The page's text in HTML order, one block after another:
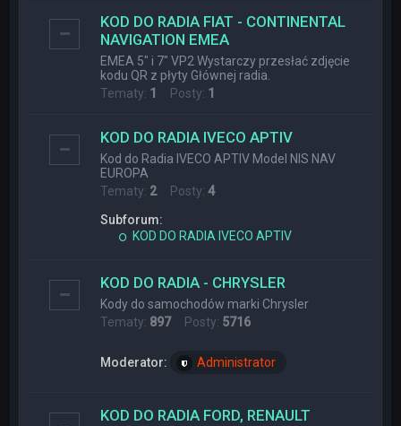
KOD DO RADIA FIAT - CONTINENTAL
NAVIGATION EMEA
EMEA 5" i 7" VP2 Wystarczy przesłać zdjęcie
kodu QR z płyty Głównej radia.
Tematy: 1 Posty: 1
KOD DO RADIA IVECO APTIV
Kod do Radia IVECO APTIV Model NIS NAV
EUROPA
Tematy: 2Posty:4
Subforum:
KOD DO RADIA IVECO APTIV
KOD DO RADIA - CHRYSLER
Kody do samochodów marki Chrysler
Tematy: 897Posty: 5716
Moderator: Administrator
KOD DO RADIA FORD, RENAULT